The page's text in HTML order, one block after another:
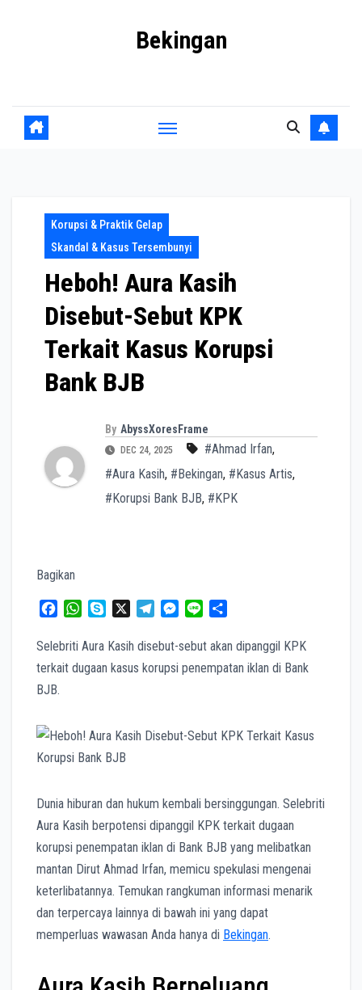
Bekingan
Korupsi & Praktik Gelap
Skandal & Kasus Tersembunyi
Heboh! Aura Kasih
Disebut-Sebut KPK
Terkait Kasus Korupsi
Bank BJB
By AbyssXoresFrame
DEC 24, 2025 #Ahmad Irfan,
#Aura Kasih, #Bekingan, #Kasus Artis,
#Korupsi Bank BJB, #KPK
Bagikan
c
e
o
k
W
a
s
p
y
p
l
m
M
s
e
e
n
a
r
Selebriti Aura Kasih disebut-sebut akan dipanggil KPK
terkait dugaan kasus korupsi penempatan iklan di Bank
BJB.
Dunia hiburan dan hukum kembali bersinggungan. Selebriti
Aura Kasih berpotensi dipanggil KPK terkait dugaan
korupsi penempatan iklan di Bank BJB yang melibatkan
mantan Dirut Ahmad Irfan, memicu spekulasi mengenai
keterlibatannya. Temukan rangkuman informasi menarik
dan terpercaya lainnya di bawah ini yang dapat
memperluas wawasan Anda hanya di Bekingan.